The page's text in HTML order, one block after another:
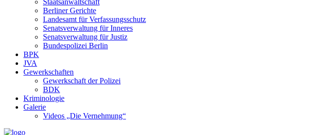
Staatsanwaltschaft
Berliner Gerichte
Landesamt für Verfassungsschutz
Senatsverwaltung für Inneres
Senatsverwaltung für Justiz
Bundespolizei Berlin
BPK
JVA
Gewerkschaften
Gewerkschaft der Polizei
BDK
Kriminologie
Galerie
Videos „Die Vernehmung“